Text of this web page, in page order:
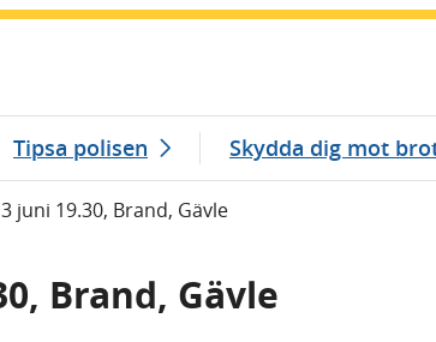
Tipsa polisen Skydda dig mot
juni 19.30, Brand, Gävle
Brand, Gävle